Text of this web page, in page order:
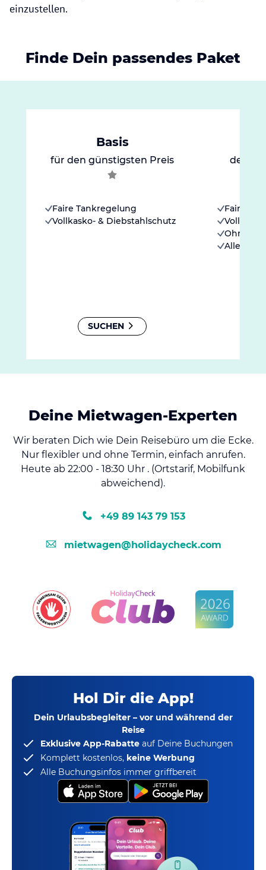
einzustellen.
Finde Dein passendes Paket
Basis
für den günstigsten Preis
Faire Tankregelung
Vollkasko- & Diebstahlschutz
SUCHEN
der
Faire
Ohne
Alle
Deine Mietwagen-Experten
Wir beraten Dich wie Dein Reisebüro um die Ecke.
Nur flexibler und ohne Termin, einfach anrufen.
Heute ab 22:00 - 18:30 Uhr . (Ortstarif, Mobilfunk
abweichend).
+49 89 143 79 153
mietwagen@holidaycheck.com
Hol Dir die App!
Dein Urlaubsbegleiter – vor und während der
Reise
Exklusive App-Rabatte auf Deine Buchungen
Komplett kostenlos, keine Werbung
Alle Buchungsinfos immer griffbereit